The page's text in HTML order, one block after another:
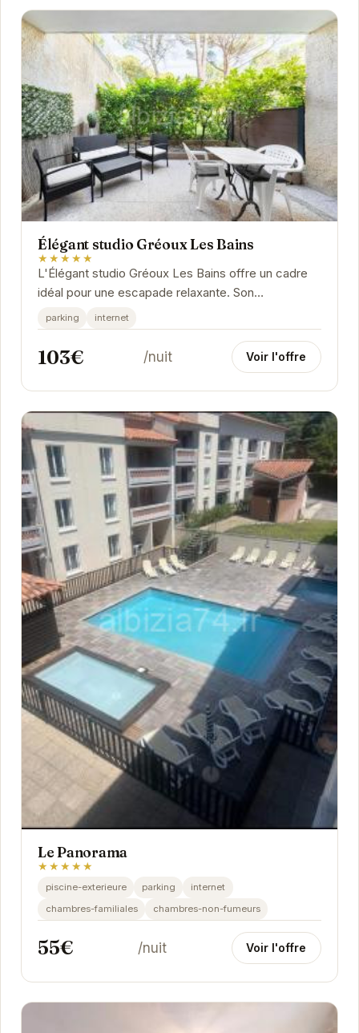
Élégant studio Gréoux Les Bains
★★★★★
L'Élégant studio Gréoux Les Bains offre un cadre
idéal pour une escapade relaxante. Son
emplacement privilégié permet un accès facile
aux...
parking internet
103€ /nuit Voir l'offre
Le Panorama
★★★★★
piscine-exterieure parking
internet
chambres-familiales
chambres-non-fumeurs
55€ /nuit Voir l'offre